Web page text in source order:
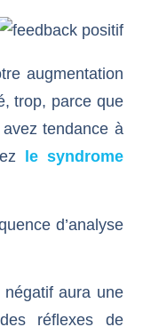
augmentation
trop, parce que
tendance à
le syndrome
d’analyse
aura une
réflexes de